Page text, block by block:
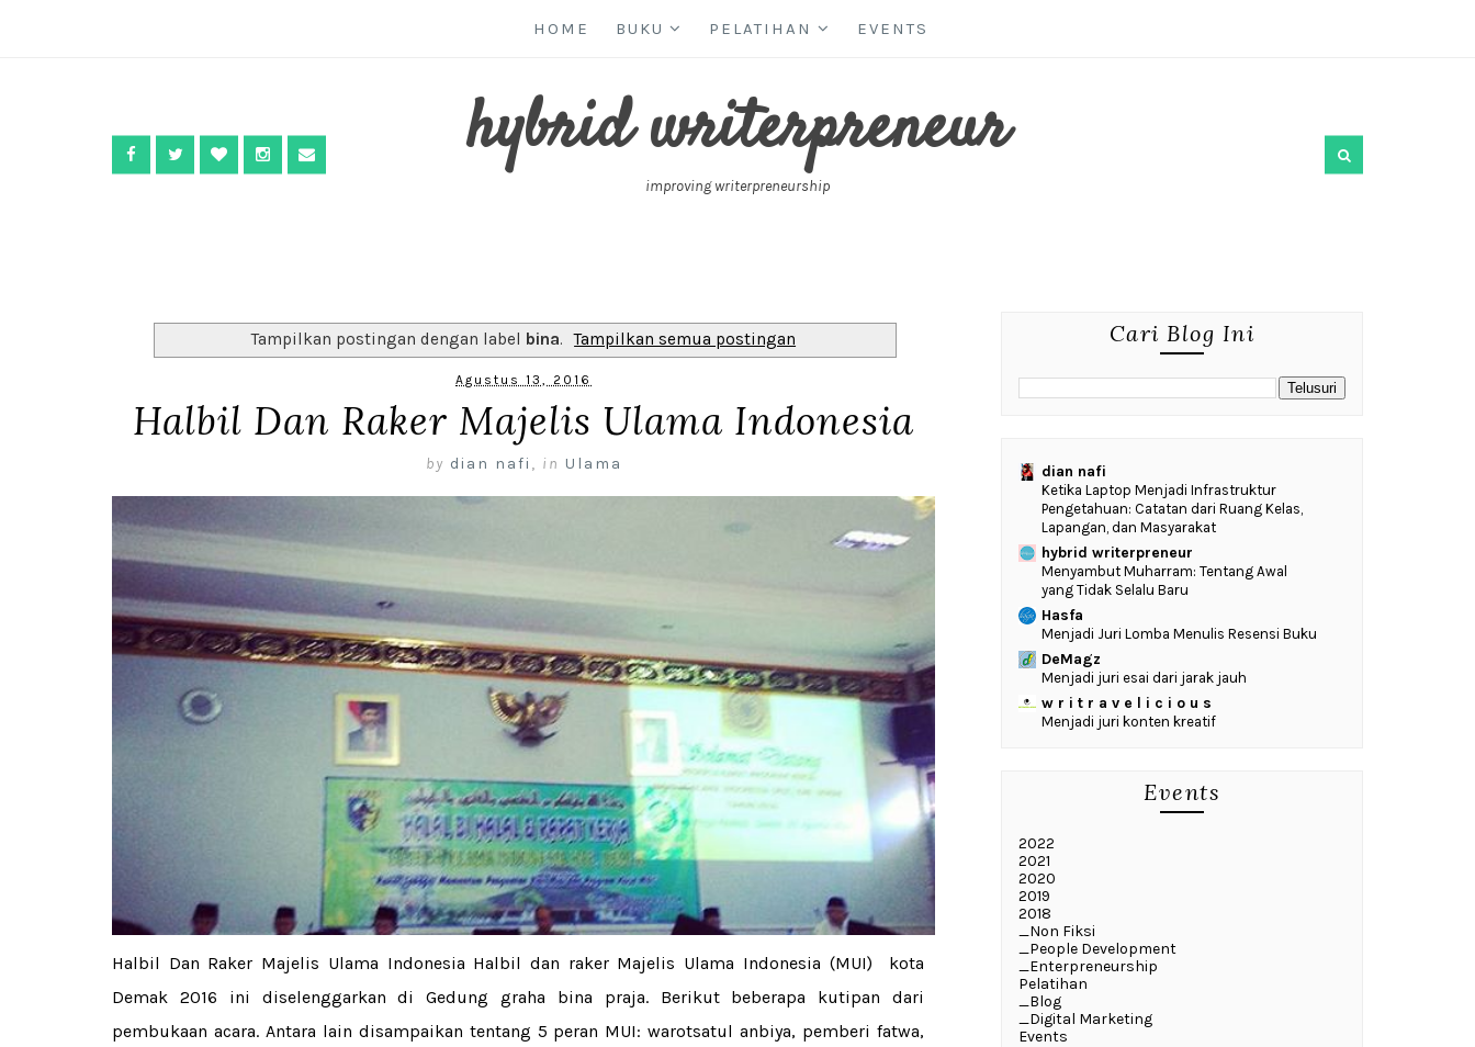
HOME BUKU PELATIHAN EVENTS
hybrid writerpreneur
improving writerpreneurship
Tampilkan postingan dengan label bina. Tampilkan semua postingan
Agustus 13, 2016
Halbil Dan Raker Majelis Ulama Indonesia
by dian nafi , in Ulama
Halbil Dan Raker Majelis Ulama Indonesia Halbil dan raker Majelis Ulama Indonesia (MUI) kota
Demak 2016 ini diselenggarkan di Gedung graha bina praja. Berikut beberapa kutipan dari
pembukaan acara. Antara lain disampaikan tentang 5 peran MUI: warotsatul anbiya, pemberi fatwa,
Cari Blog Ini
dian nafi
Ketika Laptop Menjadi Infrastruktur
Pengetahuan: Catatan dari Ruang Kelas,
Lapangan, dan Masyarakat
hybrid writerpreneur
Menyambut Muharram: Tentang Awal
yang Tidak Selalu Baru
Hasfa
Menjadi Juri Lomba Menulis Resensi Buku
DeMagz
Menjadi juri esai dari jarak jauh
w r i t r a v e l i c i o u s
Menjadi juri konten kreatif
Events
2022
2021
2020
2019
2018
_Non Fiksi
_People Development
_Enterpreneurship
Pelatihan
_Blog
_Digital Marketing
Events